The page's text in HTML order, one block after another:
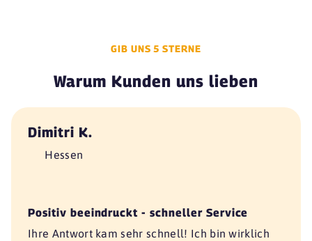
GIB UNS 5 STERNE
Warum Kunden uns lieben
Dimitri K.
Hessen
Positiv beeindruckt - schneller Service
Ihre Antwort kam sehr schnell! Ich bin wirklich